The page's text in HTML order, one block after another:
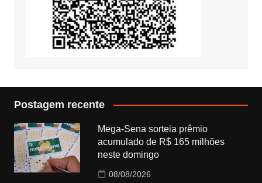
Postagem recente
Mega-Sena sorteia prêmio
acumulado de R$ 165 milhões
neste domingo
08/08/2026